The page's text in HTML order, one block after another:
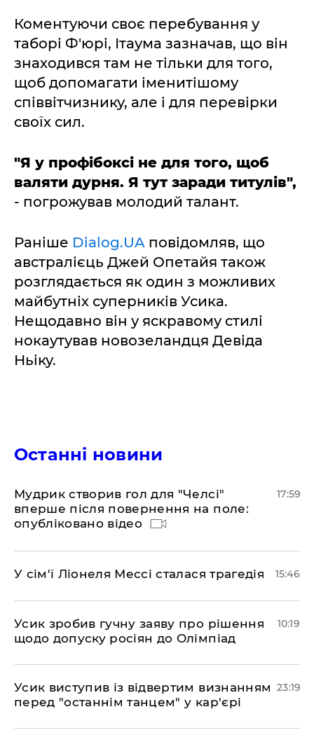
Коментуючи своє перебування у
таборі Ф'юрі, Ітаума зазначав, що він
знаходився там не тільки для того,
щоб допомагати іменитішому
співвітчизнику, але і для перевірки
своїх сил.
"Я у профібоксі не для того, щоб
валяти дурня. Я тут заради титулів",
- погрожував молодий талант.
Раніше Dialog.UA повідомляв, що
австралієць Джей Опетайя також
розглядається як один з можливих
майбутніх суперників Усика.
Нещодавно він у яскравому стилі
нокаутував новозеландця Девіда
Ньіку.
Останні новини
Мудрик створив гол для "Челсі"
вперше після повернення на поле:
опубліковано відео
17:59
У сім'ї Ліонеля Мессі сталася трагедія 15:46
Усик зробив гучну заяву про рішення
щодо допуску росіян до Олімпіад
10:19
​Усик виступив із відвертим визнанням
перед "останнім танцем" у кар'єрі
23:19